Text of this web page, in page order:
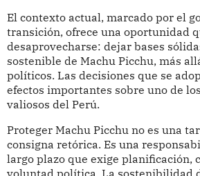
El contexto actual, marcado por el
transición, ofrece una oportunidad
desaprovecharse: dejar bases
sostenible de Machu Picchu, más
políticos. Las decisiones que se
efectos importantes sobre uno de
valiosos del Perú.
Proteger Machu Picchu no es una
consigna retórica. Es una
largo plazo que exige planificación,
voluntad política. La sostenibilidad